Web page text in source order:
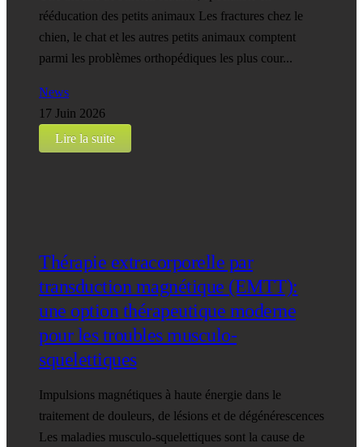
rééducation des petits animaux Les fractures chez le
chien, le chat et les autres petits animaux comptent
parmi les problèmes orthopédiques les plus cour...
News
17 Juin 2026
Lire la suite
Thérapie extracorporelle par
transduction magnétique (EMTT):
une option thérapeutique moderne
pour les troubles musculo-
squelettiques
Impulsions magnétiques à haute énergie dans le
traitement de douleurs, de lésions et de dégénérescences
Les maladies musculo-squelettiques sont la cause de